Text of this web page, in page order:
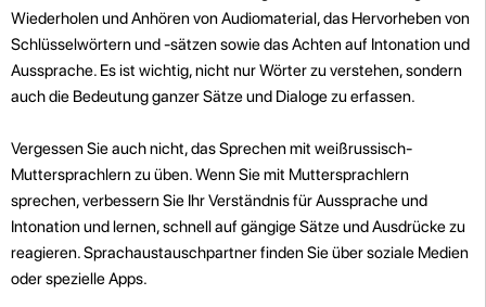
Wiederholen und Anhören von Audiomaterial, das Hervorheben von
Schlüsselwörtern und -sätzen sowie das Achten auf Intonation und
Aussprache. Es ist wichtig, nicht nur Wörter zu verstehen, sondern
auch die Bedeutung ganzer Sätze und Dialoge zu erfassen.
Vergessen Sie auch nicht, das Sprechen mit weißrussisch-
Muttersprachlern zu üben. Wenn Sie mit Muttersprachlern
sprechen, verbessern Sie Ihr Verständnis für Aussprache und
Intonation und lernen, schnell auf gängige Sätze und Ausdrücke zu
reagieren. Sprachaustauschpartner finden Sie über soziale Medien
oder spezielle Apps.